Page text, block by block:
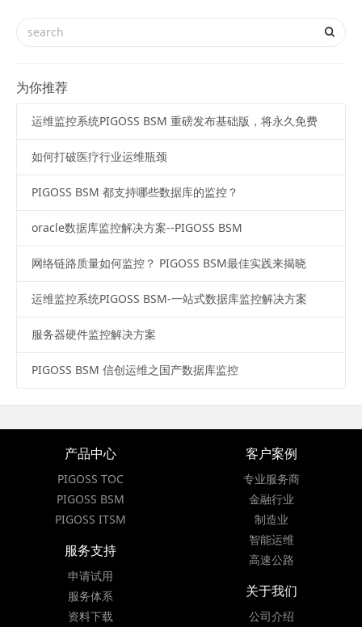
为你推荐
运维监控系统PIGOSS BSM 重磅发布基础版，将永久免费
如何打破医疗行业运维瓶颈
PIGOSS BSM 都支持哪些数据库的监控？
oracle数据库监控解决方案--PIGOSS BSM
网络链路质量如何监控？ PIGOSS BSM最佳实践来揭晓
运维监控系统PIGOSS BSM-一站式数据库监控解决方案
服务器硬件监控解决方案
PIGOSS BSM 信创运维之国产数据库监控
产品中心
PIGOSS TOC
PIGOSS BSM
PIGOSS ITSM
客户案例
专业服务商
金融行业
制造业
智能运维
高速公路
服务支持
申请试用
服务体系
资料下载
关于我们
公司介绍